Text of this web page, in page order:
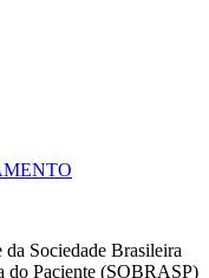
da Sociedade Brasileira
do Paciente (SOBRASP)